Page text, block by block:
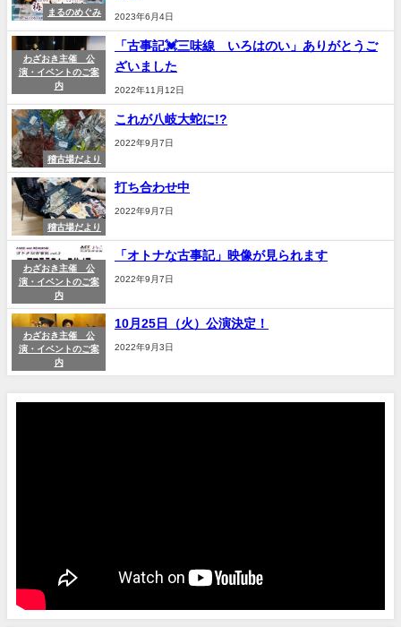
まるのめぐみ
2023年6月4日
わざおき主催 公
演・イベントのご案
内
「古事記💓三味線 いろはのい」ありがとうご
ざいました
2022年11月12日
稽古場だより
これが八岐大蛇に!?
2022年9月7日
稽古場だより
打ち合わせ中
2022年9月7日
わざおき主催 公
演・イベントのご案
内
「オトナな古事記」映像が見られます
2022年9月7日
わざおき主催 公
演・イベントのご案
内
10月25日（火）公演決定！
2022年9月3日